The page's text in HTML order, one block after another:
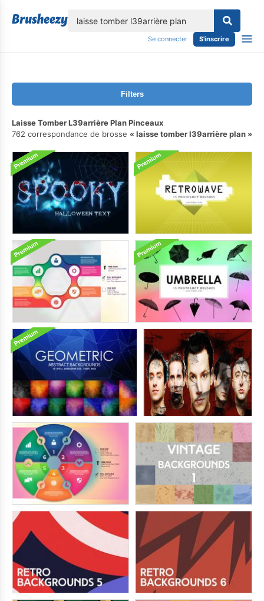
Se connecter S'inscrire
Filters
Laisse Tomber L39arrière Plan Pinceaux
762 correspondance de brosse
laisse tomber l39arrière plan